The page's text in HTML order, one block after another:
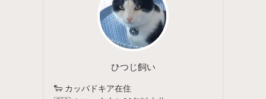
ひつじ飼い
🐑 カッパドキア在住